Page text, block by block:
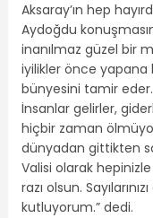
Aksaray’ın hep
Aydoğdu
inanılmaz güzel bir
iyilikler önce yapana
bünyesini tamir
İnsanlar gelirler,
hiçbir zaman
dünyadan gittikten
Valisi olarak
razı olsun.
kutluyorum.” dedi.